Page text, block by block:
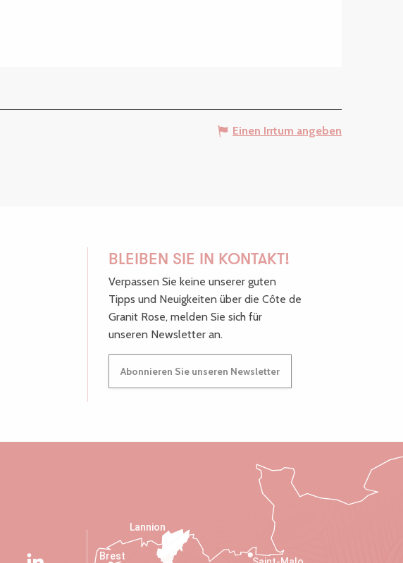
Einen Irrtum angeben
BLEIBEN SIE IN KONTAKT!
Verpassen Sie keine unserer guten
Tipps und Neuigkeiten über die Côte de
Granit Rose, melden Sie sich für
unseren Newsletter an.
Abonnieren Sie unseren Newsletter
Lannion
Brest